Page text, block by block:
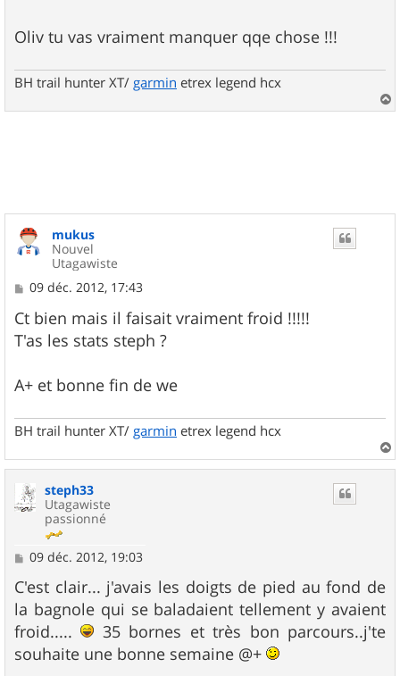
Oliv tu vas vraiment manquer qqe chose !!!
BH trail hunter XT/ garmin etrex legend hcx
a
mukus
Nouvel
Utagawiste
M
s
s
a
09 déc. 2012, 17:43
Ct bien mais il faisait vraiment froid !!!!!
T'as les stats steph ?
A+ et bonne fin de we
BH trail hunter XT/ garmin etrex legend hcx
a
steph33
Utagawiste
passionné
M
s
s
a
g
e
09 déc. 2012, 19:03
C'est clair... j'avais les doigts de pied au fond de
la bagnole qui se baladaient tellement y avaient
froid.....
35 bornes et très bon parcours..j'te
souhaite une bonne semaine @+